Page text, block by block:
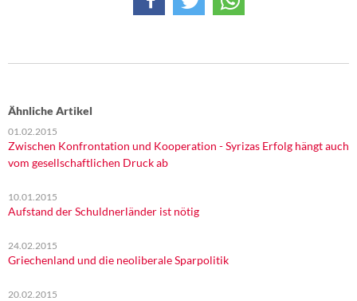
Rosa-Luxemburg-Stiftung
Über mich
Kontakt
Ähnliche Artikel
01.02.2015
Zwischen Konfrontation und Kooperation - Syrizas Erfolg hängt auch
vom gesellschaftlichen Druck ab
10.01.2015
Aufstand der Schuldnerländer ist nötig
24.02.2015
Griechenland und die neoliberale Sparpolitik
20.02.2015